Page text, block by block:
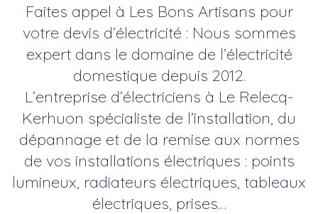
Faites appel à Les Bons Artisans pour
votre devis d’électricité : Nous sommes
expert dans le domaine de l’électricité
domestique depuis 2012.
L’entreprise d’électriciens à Le Relecq-
Kerhuon spécialiste de l’installation, du
dépannage et de la remise aux normes
de vos installations électriques : points
lumineux, radiateurs électriques, tableaux
électriques, prises…